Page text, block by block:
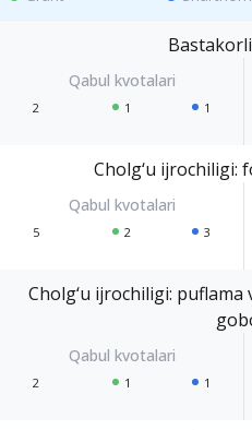
2 1 1
Cholg‘u ijrochiligi:
5 2 3
Cholg‘u ijrochiligi: puflama
2 1 1